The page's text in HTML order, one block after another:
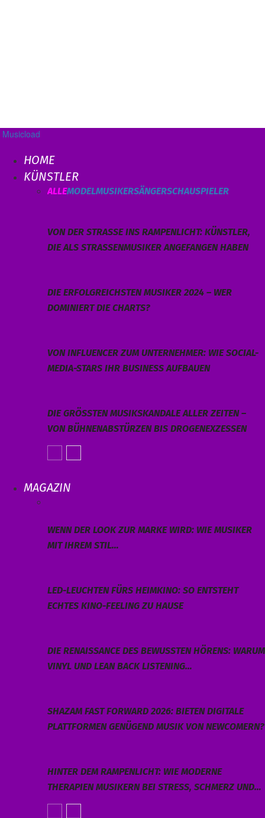
Musicload
HOME
KÜNSTLER
ALLEMODELMUSIKERSÄNGERSCHAUSPIELER
VON DER STRASSE INS RAMPENLICHT: KÜNSTLER, D
IE ALS STRASSENMUSIKER ANGEFANGEN HABEN
DIE ERFOLGREICHSTEN MUSIKER 2024 – WER
DOMINIERT DIE CHARTS?
VON INFLUENCER ZUM UNTERNEHMER: WIE SOCIAL-
MEDIA-STARS IHR BUSINESS AUFBAUEN
DIE GRÖSSTEN MUSIKSKANDALE ALLER ZEITEN – V
ON BÜHNENABSTÜRZEN BIS DROGENEXZESSEN
MAGAZIN
WENN DER LOOK ZUR MARKE WIRD: WIE MUSIKER
MIT IHREM STIL…
LED-LEUCHTEN FÜRS HEIMKINO: SO ENTSTEHT
ECHTES KINO-FEELING ZU HAUSE
DIE RENAISSANCE DES BEWUSSTEN HÖRENS: WARUM
VINYL UND LEAN BACK LISTENING…
SHAZAM FAST FORWARD 2026: BIETEN DIGITALE
PLATTFORMEN GENÜGEND MUSIK VON NEWCOMERN?
HINTER DEM RAMPENLICHT: WIE MODERNE
THERAPIEN MUSIKERN BEI STRESS, SCHMERZ UND…